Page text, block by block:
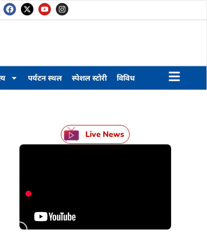
पर्यटन स्थल स्पेशल स्टोरी विविध
Live News